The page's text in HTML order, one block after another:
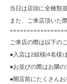
当日は店頭に全種類
また、ご来店頂いた
ご来店の際は以下の
●入店は2組様(4名様)
●お並びの際はお隣
●開店前にたくさん